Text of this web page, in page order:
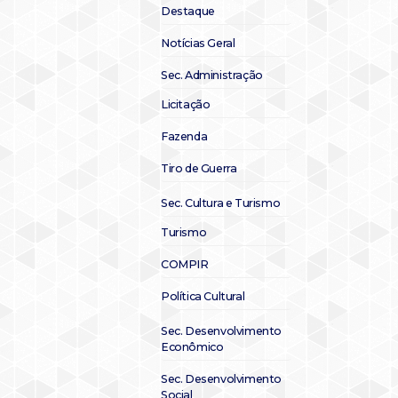
Destaque
Notícias Geral
Sec. Administração
Licitação
Fazenda
Tiro de Guerra
Sec. Cultura e Turismo
Turismo
COMPIR
Política Cultural
Sec. Desenvolvimento
Econômico
Sec. Desenvolvimento
Social